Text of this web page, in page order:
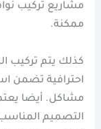
مشاريع تركيب
ممكنة.
كذلك يتم تركيب
احترافية تضمن
مشاكل. أيضا
التصميم